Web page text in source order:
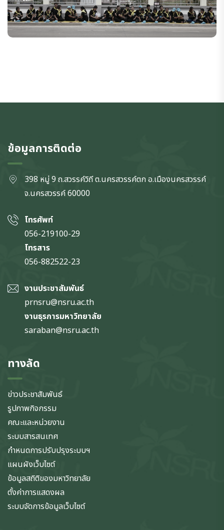
ข้อมูลการติดต่อ
398 หมู่ 9 ถ.สวรรค์วิถี ต.นครสวรรค์ตก อ.เมืองนครสวรรค์
จ.นครสวรรค์60000
โทรศัพท์
056-219100-29
โทรสาร
056-882522-23
งานประชาสัมพันธ์
prnsru@nsru.ac.th
งานธุรการมหาวิทยาลัย
saraban@nsru.ac.th
ทางลัด
ข่าวประชาสัมพันธ์
รูปภาพกิจกรรม
คณะและหน่วยงาน
ระบบสารสนเทศ
กำหนดการปรับปรุงระบบฯ
แผนผังเว็บไซต์
ข้อมูลสถิติของมหาวิทยาลัย
ตั้งค่าการแสดงผล
ระบบจัดการข้อมูลเว็บไซต์